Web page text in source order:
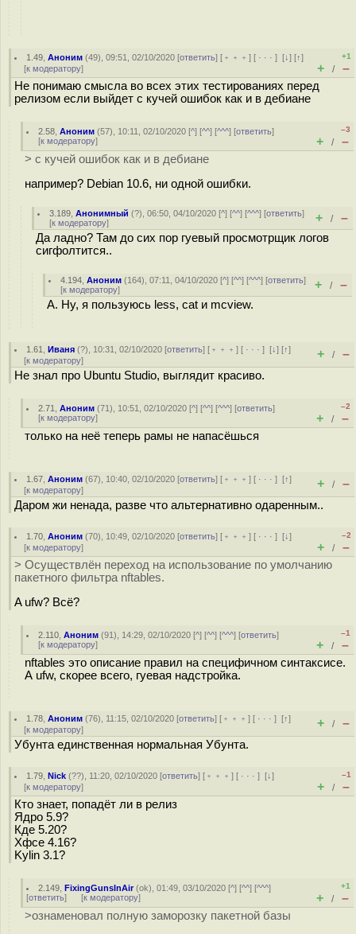
1.49 ,Аноним (49), 09:51, 02/10/2020 [ответить] [ ﹢﹢﹢] [ · · ·][↓] [↑]
[к модератору]
+1
+ / –
Не понимаю смысла во всех этих тестированиях перед
релизом если выйдет с кучей ошибок как и в дебиане
2.58 ,Аноним (57), 10:11, 02/10/2020 [^] [^^] [^^^] [ответить]
[к модератору]
–3
+ / –
> с кучей ошибок как и в дебиане
например? Debian 10.6, ни одной ошибки.
3.189 ,Анонимный (?), 06:50, 04/10/2020 [^] [^^] [^^^] [ответить]
[к модератору] + / –
Да ладно? Там до сих пор гуевый просмотрщик логов
сигфолтится..
4.194 ,Аноним (164), 07:11, 04/10/2020 [^] [^^] [^^^] [ответить]
[к модератору] + / –
А. Ну, я пользуюсь less, cat и mcview.
1.61 ,Иваня (?), 10:31, 02/10/2020 [ответить] [ ﹢﹢﹢] [ · · ·][↓] [↑]
[к модератору] + / –
Не знал про Ubuntu Studio, выглядит красиво.
2.71 ,Аноним (71), 10:51, 02/10/2020 [^] [^^] [^^^] [ответить]
[к модератору]
–2
+ / –
только на неё теперь рамы не напасёшься
1.67 ,Аноним (67), 10:40, 02/10/2020 [ответить] [ ﹢﹢﹢] [ · · ·][↑]
[к модератору] + / –
Даром жи ненада, разве что альтернативно одаренным..
1.70 ,Аноним (70), 10:49, 02/10/2020 [ответить] [ ﹢﹢﹢] [ · · ·][↓]
[к модератору]
–2
+ / –
> Осуществлён переход на использование по умолчанию
пакетного фильтра nftables.
A ufw? Всё?
2.110 ,Аноним (91), 14:29, 02/10/2020 [^] [^^] [^^^] [ответить]
[к модератору]
–1
+ / –
nftables это описание правил на специфичном синтаксисе.
А ufw, скорее всего, гуевая надстройка.
1.78 ,Аноним (76), 11:15, 02/10/2020 [ответить] [ ﹢﹢﹢] [ · · ·][↑]
[к модератору] + / –
Убунта единственная нормальная Убунта.
1.79 ,Nick (??), 11:20, 02/10/2020 [ответить] [ ﹢﹢﹢] [ · · ·][↓]
[к модератору]
–1
+ / –
Кто знает, попадёт ли в релиз
Ядро 5.9?
Кде 5.20?
Хфсе 4.16?
Kylin 3.1?
2.149 ,FixingGunsInAir(ok), 01:49, 03/10/2020 [^] [^^] [^^^]
[ответить] [к модератору]
+1
+ / –
>ознаменовал полную заморозку пакетной базы